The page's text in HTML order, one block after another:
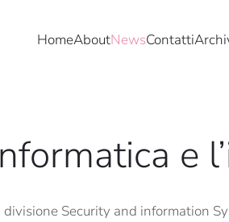
HomeAboutNewsContatti
e
Security and information